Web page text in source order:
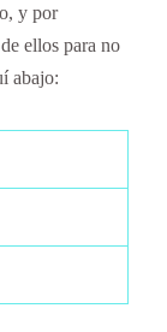
y por
ellos para no
abajo: